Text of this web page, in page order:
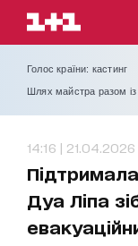
Голос країни: кастинг
Шлях майстра разом
14:16 | 21.04.2026
Дуа Ліпа